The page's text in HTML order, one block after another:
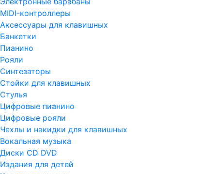
MIDI-контроллеры
Аксессуары для клавишных
Банкетки
Пианино
Рояли
Синтезаторы
Стойки для клавишных
Стулья
Цифровые пианино
Цифровые рояли
Чехлы и накидки для клавишных
Вокальная музыка
Диски CD DVD
Издания для детей